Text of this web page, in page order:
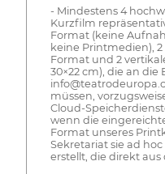
- Mindestens 4
Kurzfilm
Format (keine
keine Printmedien),
Format und 2
30×22 cm), die an die
müssen,
Cloud-
wenn die
Format unseres
Sekretariat sie ad
erstellt, die direkt